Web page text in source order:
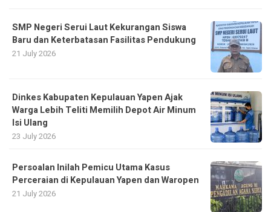
SMP Negeri Serui Laut Kekurangan Siswa
Baru dan Keterbatasan Fasilitas Pendukung
21 July 2026
Dinkes Kabupaten Kepulauan Yapen Ajak
Warga Lebih Teliti Memilih Depot Air Minum
Isi Ulang
23 July 2026
Persoalan Inilah Pemicu Utama Kasus
Perceraian di Kepulauan Yapen dan Waropen
21 July 2026